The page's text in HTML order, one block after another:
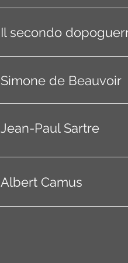
Il secondo
Simone de Beauvoir
Jean-Paul Sartre
Albert Camus